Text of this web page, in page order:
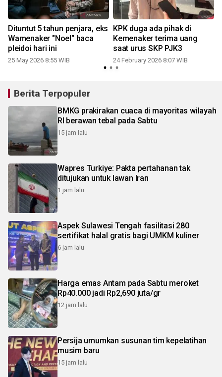
Dituntut 5 tahun penjara, eks
Wamenaker "Noel" baca
pleidoi hari ini
25 May 2026 8:55 WIB
KPK duga ada pihak di
Kemenaker terima uang
saat urus SKP PJK3
24 February 2026 8:07 WIB
Berita Terpopuler
BMKG prakirakan cuaca di mayoritas wilayah
RI berawan tebal pada Sabtu
15 jam lalu
Wapres Turkiye: Pakta pertahanan tak
ditujukan untuk lawan Iran
1 jam lalu
Aspek Sulawesi Tengah fasilitasi 280
sertifikat halal gratis bagi UMKM kuliner
6 jam lalu
Harga emas Antam pada Sabtu meroket
Rp40.000 jadi Rp2,690 juta/gr
12 jam lalu
Persija umumkan susunan tim kepelatihan
musim baru
15 jam lalu